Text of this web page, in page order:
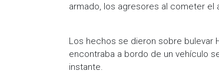
armado, los agresores al cometer el
Los hechos se dieron sobre bulevar
encontraba a bordo de un vehículo
instante.